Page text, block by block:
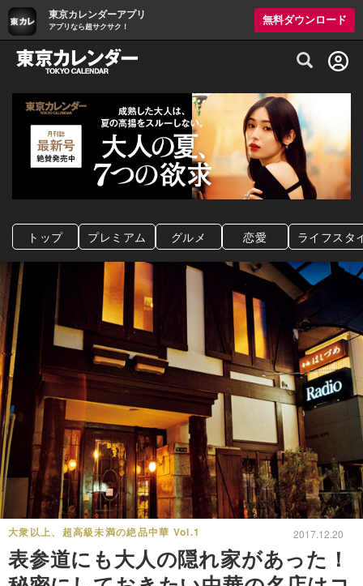
東京カレンダーアプリ
アプリなら超サクサク！
無料ダウンロード
グルメ情報・プレミアムレストラン予約
トップ プレミアム グルメ 恋愛 ライフスタ
大衆以上、超高級未満の絶品中華 Vol.1 2017.12.20
表参道にも大人の隠れ家があった！